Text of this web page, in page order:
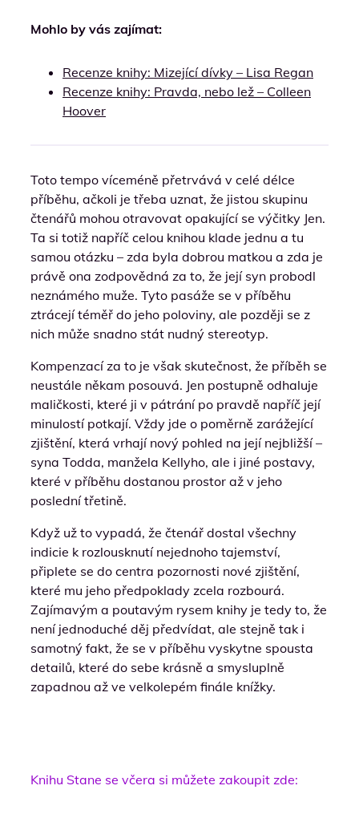
Mohlo by vás zajímat:
Recenze knihy: Mizející dívky – Lisa Regan
Recenze knihy: Pravda, nebo lež – Colleen
Hoover
Toto tempo víceméně přetrvává v celé délce
příběhu, ačkoli je třeba uznat, že jistou skupinu
čtenářů mohou otravovat opakující se výčitky Jen.
Ta si totiž napříč celou knihou klade jednu a tu
samou otázku – zda byla dobrou matkou a zda je
právě ona zodpovědná za to, že její syn probodl
neznámého muže. Tyto pasáže se v příběhu
ztrácejí téměř do jeho poloviny, ale později se z
nich může snadno stát nudný stereotyp.
Kompenzací za to je však skutečnost, že příběh se
neustále někam posouvá. Jen postupně odhaluje
maličkosti, které ji v pátrání po pravdě napříč její
minulostí potkají. Vždy jde o poměrně zarážející
zjištění, která vrhají nový pohled na její nejbližší –
syna Todda, manžela Kellyho, ale i jiné postavy,
které v příběhu dostanou prostor až v jeho
poslední třetině.
Když už to vypadá, že čtenář dostal všechny
indicie k rozlousknutí nejednoho tajemství,
připlete se do centra pozornosti nové zjištění,
které mu jeho předpoklady zcela rozbourá.
Zajímavým a poutavým rysem knihy je tedy to, že
není jednoduché děj předvídat, ale stejně tak i
samotný fakt, že se v příběhu vyskytne spousta
detailů, které do sebe krásně a smysluplně
zapadnou až ve velkolepém finále knížky.
Knihu Stane se včera si můžete zakoupit zde: